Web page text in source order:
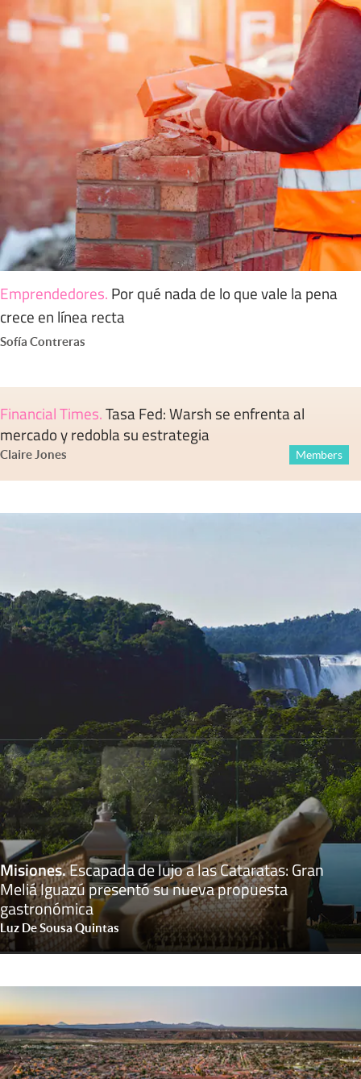
Emprendedores. Por qué nada de lo que vale la pena
crece en línea recta
Sofía Contreras
Financial Times.Tasa Fed: Warsh se enfrenta al
mercado y redobla su estrategia
Claire Jones Members
Misiones.Escapada de lujo a las Cataratas: Gran
Meliá Iguazú presentó su nueva propuesta
gastronómica
Luz De Sousa Quintas